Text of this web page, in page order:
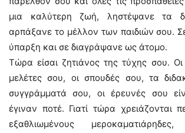
μια καλύτερη ζωή, ληστέψανε τα
αρπάξανε το μέλλον των παιδιών σου.
ύπαρξη και σε διαγράψανε ως άτομο.
Τώρα είσαι ζητιάνος της τύχης σου.
μελέτες σου, οι σπουδές σου, τα
συγγράμματά σου, οι έρευνές σου
έγιναν ποτέ. Γιατί τώρα χρειάζονται
εξαθλιωμένους